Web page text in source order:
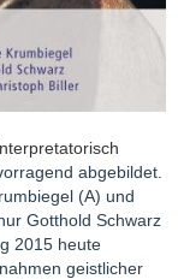
abgebildet.
(A) und
Gotthold Schwarz
2015 heute
geistlicher